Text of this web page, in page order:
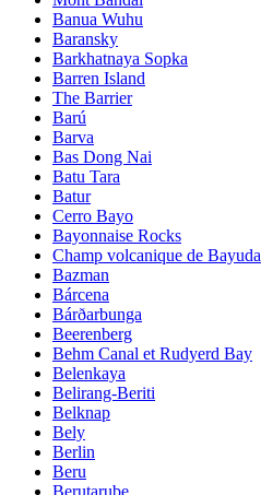
Banua Wuhu
Baransky
Barkhatnaya Sopka
Barren Island
The Barrier
Barú
Barva
Bas Dong Nai
Batu Tara
Batur
Cerro Bayo
Bayonnaise Rocks
Champ volcanique de Bayuda
Bazman
Bárcena
Bárðarbunga
Beerenberg
Behm Canal et Rudyerd Bay
Belenkaya
Belirang-Beriti
Belknap
Bely
Berlin
Beru
Berutarube